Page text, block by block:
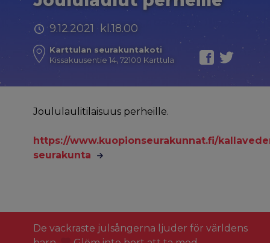
9.12.2021 kl.18.00
Karttulan seurakuntakoti
Kissakuusentie 14, 72100 Karttula
Joululaulitilaisuus perheille.
https://www.kuopionseurakunnat.fi/
seurakunta
De vackraste julsångerna ljuder för världens